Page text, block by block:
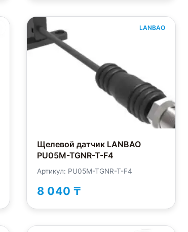
LANBAO
Щелевой датчик LANBAO
PU05M-TGNR-T-F4
Артикул: PU05M-TGNR-T-F4
8 040 ₸